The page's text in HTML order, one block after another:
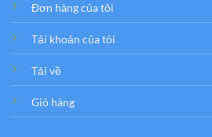
Đơn hàng của tôi
Tải khoản của tôi
Tải về
Giỏ hàng